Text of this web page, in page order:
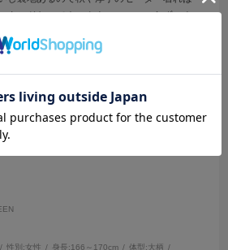
タンドなのでネックウォーマーいらず。ナ
さえぎれそう。良いことずくめで購入して
性別:女性 身長:166～170cm 体型:大柄